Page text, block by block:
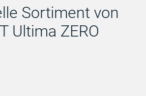
Sortiment von
Ultima ZERO